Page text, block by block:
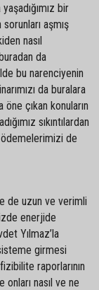
bir
aşmış
nasıl
da
bu narenciyenin
da buralara
çıkan konuların
sıkıntılardan
ödemelerimizi de
de uzun ve verimli
enerjide
Yılmaz’la
girmesi
raporlarının
onları nasıl ve ne